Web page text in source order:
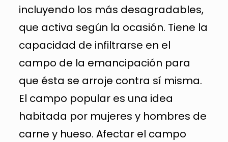
incluyendo los más desagradables,
que activa según la ocasión. Tiene la
capacidad de infiltrarse en el
campo de la emancipación para
que ésta se arroje contra sí misma.
El campo popular es una idea
habitada por mujeres y hombres de
carne y hueso. Afectar el campo